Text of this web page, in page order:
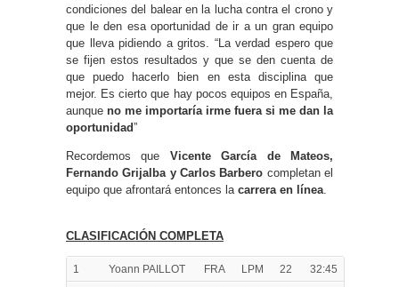
condiciones del balear en la lucha contra el crono y
que le den esa oportunidad de ir a un gran equipo
que lleva pidiendo a gritos. “La verdad espero que
se fijen estos resultados y que se den cuenta de
que puedo hacerlo bien en esta disciplina que
mejor. Es cierto que hay pocos equipos en España,
aunque no me importaría irme fuera si me dan la
oportunidad”
Recordemos que Vicente García de Mateos,
Fernando Grijalba y Carlos Barbero completan el
equipo que afrontará entonces la carrera en línea.
CLASIFICACIÓN COMPLETA
1 Yoann PAILLOT FRA LPM 22
32:45